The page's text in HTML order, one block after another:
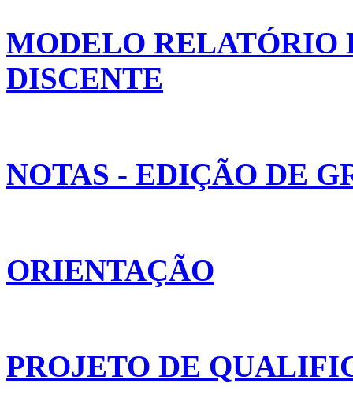
MODELO
DISCENTE
NOTAS - EDIÇÃO DE
ORIENTAÇÃO
PROJETO DE